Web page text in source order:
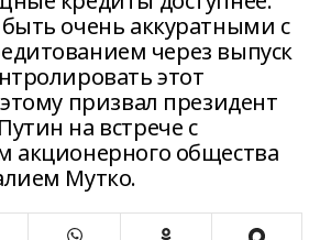
очень аккуратными с
через выпуск
этот
призвал президент
на встрече с
акционерного общества
Мутко.